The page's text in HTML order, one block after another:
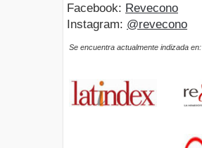
Facebook: Revecono
Instagram: @revecono
Se encuentra actualmente indizada en: